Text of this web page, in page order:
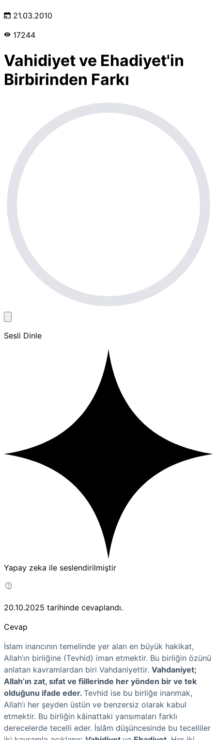
21.03.2010
17244
Vahidiyet ve Ehadiyet'in
Birbirinden Farkı
Sesli Dinle
Yapay zeka ile seslendirilmiştir
20.10.2025 tarihinde cevaplandı.
Cevap
İslam inancının temelinde yer alan en büyük hakikat,
Allah’ın birliğine (Tevhid) iman etmektir. Bu birliğin özünü
anlatan kavramlardan biri Vahdaniyettir. Vahdaniyet;
Allah’ın zat, sıfat ve fiillerinde her yönden bir ve tek
olduğunu ifade eder. Tevhid ise bu birliğe inanmak,
Allah’ı her şeyden üstün ve benzersiz olarak kabul
etmektir. Bu birliğin kâinattaki yansımaları farklı
derecelerde tecelli eder. İslâm düşüncesinde bu tecelliler